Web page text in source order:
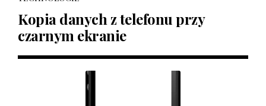
Kopia danych z telefonu przy
czarnym ekranie